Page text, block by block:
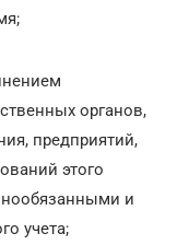
органов,
предприятий,
этого
и
учета;